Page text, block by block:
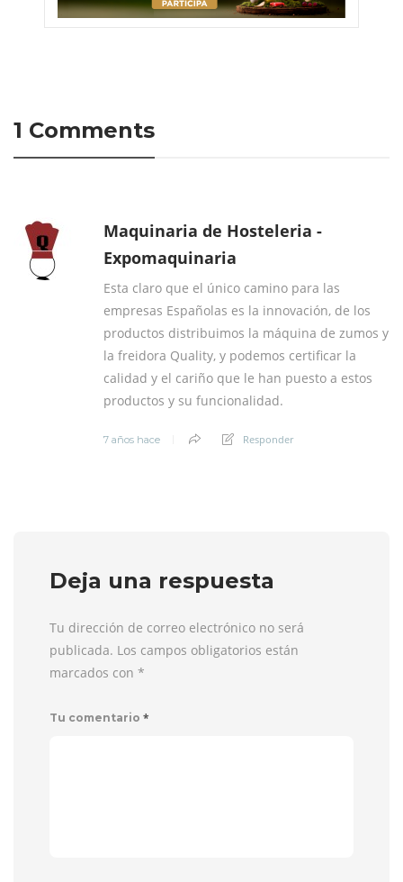
1 Comments
Maquinaria de Hosteleria -
Expomaquinaria
Esta claro que el único camino para las
empresas Españolas es la innovación, de los
productos distribuimos la máquina de zumos y
la freidora Quality, y podemos certificar la
calidad y el cariño que le han puesto a estos
productos y su funcionalidad.
7 años hace Responder
Deja una respuesta
Tu dirección de correo electrónico no será
publicada. Los campos obligatorios están
marcados con *
Tu comentario *